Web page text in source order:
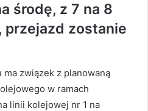
środę, z 7 na 8
przejazd zostanie
związek z planowaną
w ramach
linii kolejowej nr 1 na